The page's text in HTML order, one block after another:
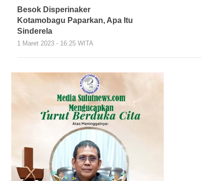
Besok Disperinaker
Kotamobagu Paparkan, Apa Itu
Sinderela
1 Maret 2023 - 16:25 WITA